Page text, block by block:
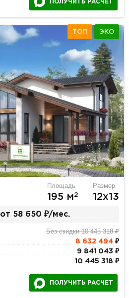
ПОЛУЧИТЬ РАСЧЕТ
ТОП ЭКО
Площадь
195 м2
Размер
12х13
от 58 650 ₽/мес.
Без скидки 10 445 318 ₽
8 632 494₽
9 841 043 ₽
10 445 318 ₽
ПОЛУЧИТЬ РАСЧЕТ